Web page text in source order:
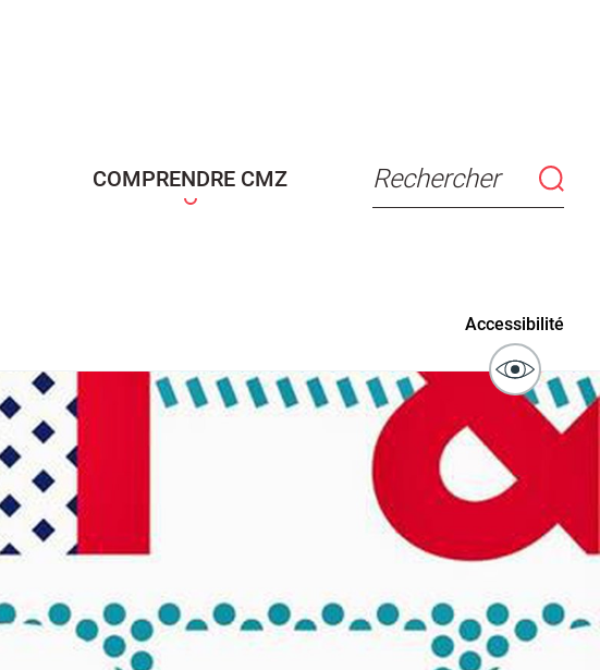
COMPRENDRE CMZ Rechercher
Accessibilité
d'un enfant
ACCEO - Accessibilité des
guichets municipaux pour
sourds et malentendants
Guichet numérique des
autorisations d'urbanisme